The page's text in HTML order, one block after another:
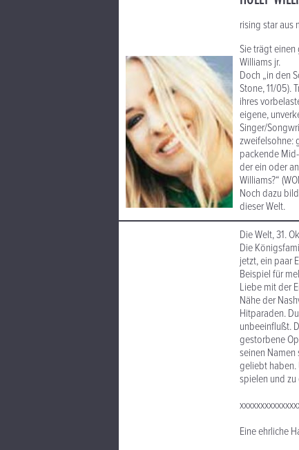
rising star aus
Sie trägt
Williams jr.
Doch „in den
Stone, 11/05).
ihres
eigene,
Singer/
zweifelsohne:
packende
der ein oder
Williams?“
Noch dazu
dieser Welt.
Die Welt, 31.
Die
jetzt, ein paar
Beispiel für
Liebe mit der
Nähe der
Hitparaden.
unbeeinflußt.
gestorbene
seinen
geliebt haben.
spielen und
Eine ehrliche